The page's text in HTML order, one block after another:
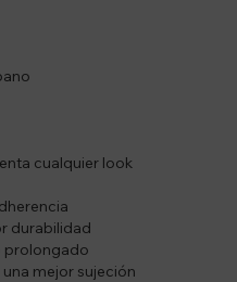
cualquier look
durabilidad
prolongado
mejor sujeción